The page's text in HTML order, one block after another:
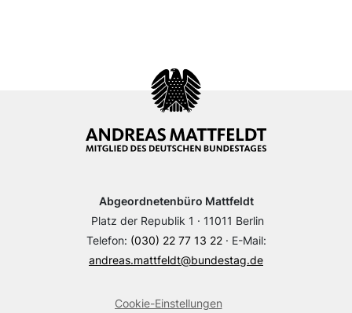
Abgeordnetenbüro Mattfeldt
Platz der Republik 1 · 11011 Berlin
Telefon: (030) 22 77 13 22· E-Mail:
andreas.mattfeldt@bundestag.de
Cookie-Einstellungen